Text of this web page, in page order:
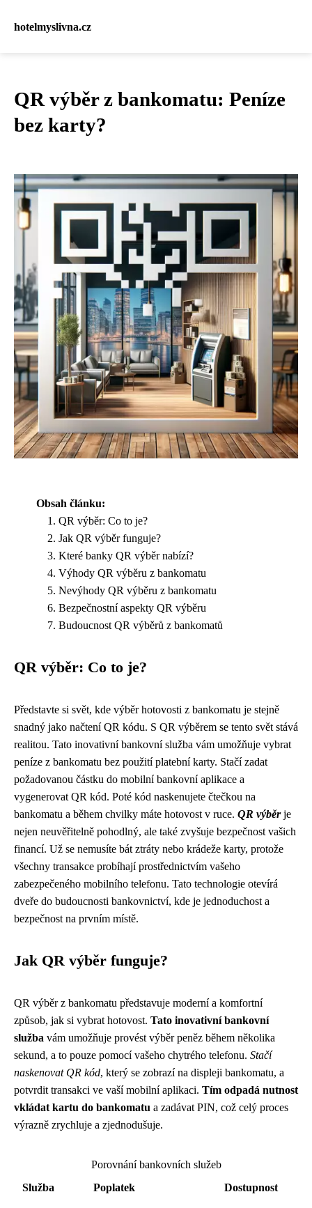
hotelmyslivna.cz
QR výběr z bankomatu: Peníze
bez karty?
Obsah článku:
QR výběr: Co to je?
Jak QR výběr funguje?
Které banky QR výběr nabízí?
Výhody QR výběru z bankomatu
Nevýhody QR výběru z bankomatu
Bezpečnostní aspekty QR výběru
Budoucnost QR výběrů z bankomatů
QR výběr: Co to je?
Představte si svět, kde výběr hotovosti z bankomatu je stejně
snadný jako načtení QR kódu. S QR výběrem se tento svět stává
realitou. Tato inovativní bankovní služba vám umožňuje vybrat
peníze z bankomatu bez použití platební karty. Stačí zadat
požadovanou částku do mobilní bankovní aplikace a
vygenerovat QR kód. Poté kód naskenujete čtečkou na
bankomatu a během chvilky máte hotovost v ruce. QR výběrje
nejen neuvěřitelně pohodlný, ale také zvyšuje bezpečnost vašich
financí. Už se nemusíte bát ztráty nebo krádeže karty, protože
všechny transakce probíhají prostřednictvím vašeho
zabezpečeného mobilního telefonu. Tato technologie otevírá
dveře do budoucnosti bankovnictví, kde je jednoduchost a
bezpečnost na prvním místě.
Jak QR výběr funguje?
QR výběr z bankomatu představuje moderní a komfortní
způsob, jak si vybrat hotovost. Tato inovativní bankovní
služba vám umožňuje provést výběr peněz během několika
sekund, a to pouze pomocí vašeho chytrého telefonu. Stačí
naskenovat QR kód, který se zobrazí na displeji bankomatu, a
potvrdit transakci ve vaší mobilní aplikaci. Tím odpadá nutnost
vkládat kartu do bankomatu a zadávat PIN, což celý proces
výrazně zrychluje a zjednodušuje.
Porovnání bankovních služeb
Služba
Poplatek Dostupnost